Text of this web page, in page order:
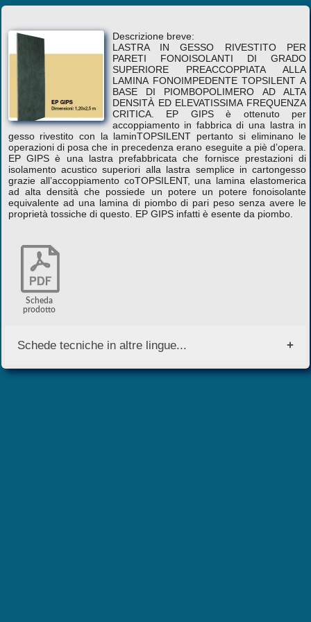
Descrizione breve:
LASTRA IN GESSO RIVESTITO PER
PARETI FONOISOLANTI DI GRADO
SUPERIORE PREACCOPPIATA ALLA
LAMINA FONOIMPEDENTE TOPSILENT A
BASE DI PIOMBOPOLIMERO AD ALTA
DENSITÀ ED ELEVATISSIMA FREQUENZA
CRITICA. EP GIPS è ottenuto per
accoppiamento in fabbrica di una lastra in
gesso rivestito con la laminTOPSILENT pertanto si eliminano le
operazioni di posa che in precedenza erano eseguite a piè d’opera.
EP GIPS è una lastra prefabbricata che fornisce prestazioni di
isolamento acustico superiori alla lastra semplice in cartongesso
grazie all’accoppiamento coTOPSILENT, una lamina elastomerica
ad alta densità che possiede un potere un potere fonoisolante
equivalente ad una lamina di piombo di pari peso senza avere le
proprietà tossiche di questo. EP GIPS infatti è esente da piombo.
Scheda
prodotto
Schede tecniche in altre lingue...